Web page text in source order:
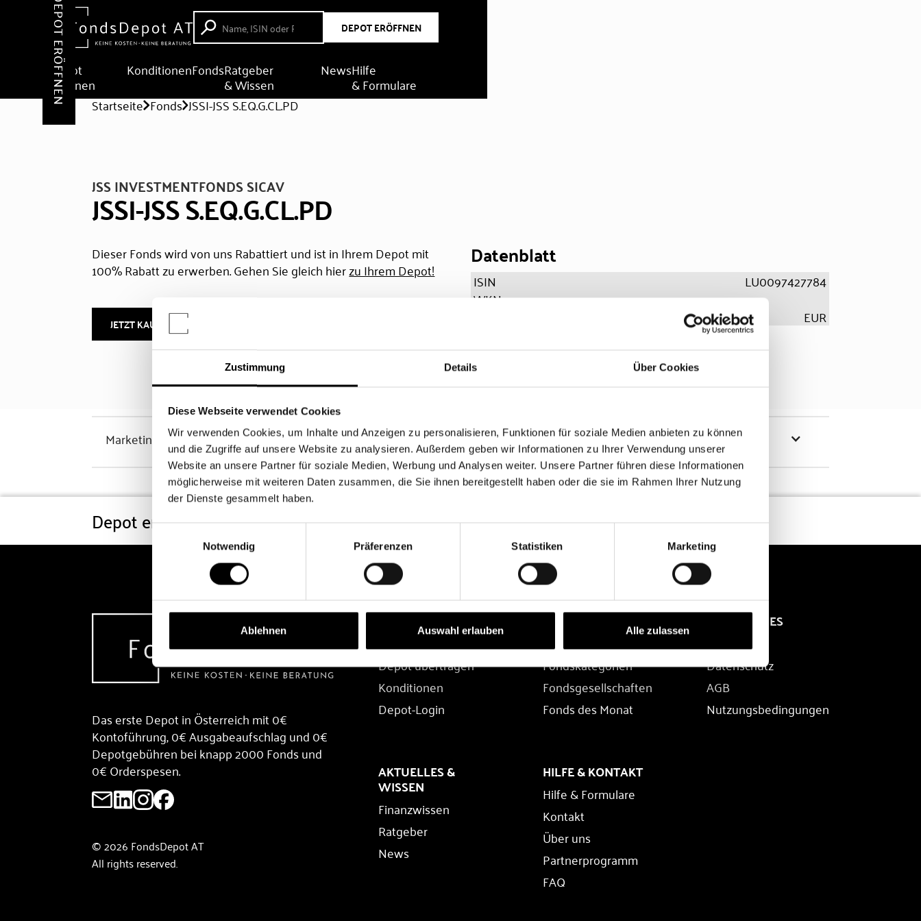
Zustimmung Details Über Cookies
Diese Webseite verwendet Cookies
Wir verwenden Cookies, um Inhalte und Anzeigen zu personalisieren, Funktionen für soziale Medien anbieten zu können
und die Zugriffe auf unsere Website zu analysieren. Außerdem geben wir Informationen zu Ihrer Verwendung unserer
Website an unsere Partner für soziale Medien, Werbung und Analysen weiter. Unsere Partner führen diese Informationen
möglicherweise mit weiteren Daten zusammen, die Sie ihnen bereitgestellt haben oder die sie im Rahmen Ihrer Nutzung
der Dienste gesammelt haben.
Einwilligungsauswahl
Notwendig
Präferenzen Statistiken Marketing
Ablehnen Auswahl erlauben Alle zulassen
DEPOT ERÖFFNEN
Depot
eröffnen
KonditionenFondsRatgeber
& Wissen
NewsHilfe
& Formulare
DEPOT ERÖFFNEN Startseite Fonds JSSI-JSS S.EQ.G.CL.PD
JSS INVESTMENTFONDS SICAV
JSSI-JSS S.EQ.G.CL.PD
Dieser Fonds wird von uns Rabattiert und ist in Ihrem Depot mit
100% Rabatt zu erwerben. Gehen Sie gleich hierzu Ihrem Depot!
JETZT KAUFEN
Datenblatt
ISIN
LU0097427784
WKN
EUR
Marketinghinweis Chancen & Risiken
Depot eröffnen Konditionen Fonds FAQ
Das erste Depot in Österreich mit 0€
Kontoführung, 0€ Ausgabeaufschlag und 0€
Depotgebühren bei knapp 2000 Fonds und
0€ Orderspesen.
© 2026 FondsDepot AT
All rights reserved.
DEPOT
Depot übertragen
Konditionen
Depot-Login
FONDS
Fondssuche
Fondskategorien
Fondsgesellschaften
Fonds des Monat
RECHTLICHES
Impressum
Datenschutz
AGB
Nutzungsbedingungen
AKTUELLES &
WISSEN
Finanzwissen
Ratgeber
News
HILFE & KONTAKT
Hilfe & Formulare
Kontakt
Über uns
Partnerprogramm
FAQ